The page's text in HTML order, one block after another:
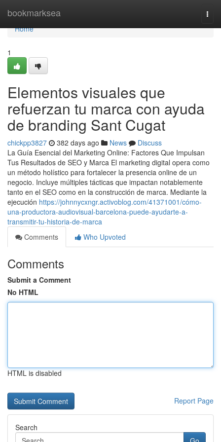
bookmarksea
Home
Home
1
Elementos visuales que
refuerzan tu marca con ayuda
de branding Sant Cugat
chickpp3827 382 days ago News
Discuss
La Guía Esencial del Marketing Online: Factores Que Impulsan
Tus Resultados de SEO y Marca El marketing digital opera como
un método holístico para fortalecer la presencia online de un
negocio. Incluye múltiples tácticas que impactan notablemente
tanto en el SEO como en la construcción de marca. Mediante la
ejecución https://johnnycxngr.activoblog.com/41371001/cómo-
una-productora-audiovisual-barcelona-puede-ayudarte-a-
transmitir-tu-historia-de-marca
Comments
Who Upvoted
Comments
Submit a Comment
No HTML
HTML is disabled
Report Page
Search